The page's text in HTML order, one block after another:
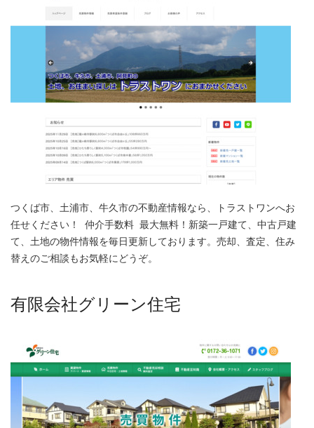
つくば市、土浦市、牛久市の不動産情報なら、トラストワンへお
任せください！ 仲介手数料 最大無料！新築一戸建て、中古戸建
て、土地の物件情報を毎日更新しております。売却、査定、住み
替えのご相談もお気軽にどうぞ。
有限会社グリーン住宅